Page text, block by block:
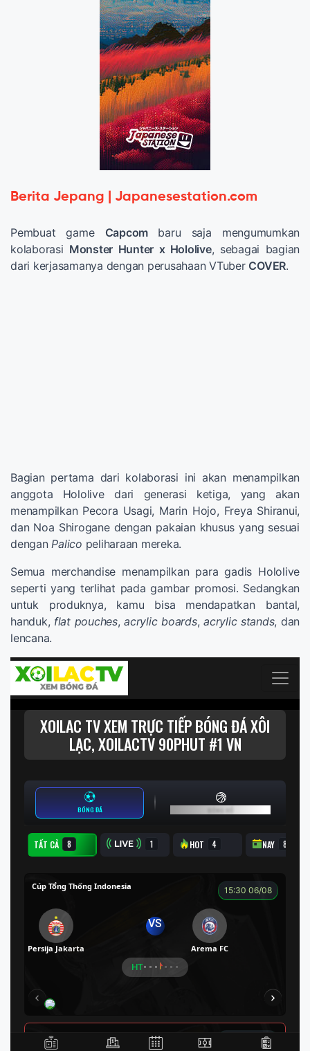
Berita Jepang | Japanesestation.com
Pembuat game Capcom baru saja mengumumkan
kolaborasi Monster Hunter x Hololive, sebagai bagian
dari kerjasamanya dengan perusahaan VTuber COVER.
Bagian pertama dari kolaborasi ini akan menampilkan
anggota Hololive dari generasi ketiga, yang akan
menampilkan Pecora Usagi, Marin Hojo, Freya Shiranui,
dan Noa Shirogane dengan pakaian khusus yang sesuai
dengan Palico peliharaan mereka.
Semua merchandise menampilkan para gadis Hololive
seperti yang terlihat pada gambar promosi. Sedangkan
untuk produknya, kamu bisa mendapatkan bantal,
handuk, flat pouches,acrylic boards,acrylic stands, dan
lencana.